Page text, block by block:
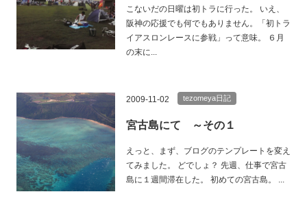
こないだの日曜は初トラに行った。 いえ、
阪神の応援でも何でもありません。「初トラ
イアスロンレースに参戦」って意味。 ６月
の末に...
2009-11-02 tezomeya日記
宮古島にて ～その１
えっと、まず、ブログのテンプレートを変え
てみました。 どでしょ？ 先週、仕事で宮古
島に１週間滞在した。 初めての宮古島。 ...